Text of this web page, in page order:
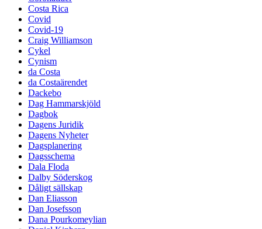
Costa Rica
Covid
Covid-19
Craig Williamson
Cykel
Cynism
da Costa
da Costaärendet
Dackebo
Dag Hammarskjöld
Dagbok
Dagens Juridik
Dagens Nyheter
Dagsplanering
Dagsschema
Dala Floda
Dalby Söderskog
Dåligt sällskap
Dan Eliasson
Dan Josefsson
Dana Pourkomeylian